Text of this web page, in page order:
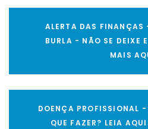
ALERTA DAS
BURLA - NÃO SE DEIXE
MAIS
DOENÇA PROFISSIONAL -
QUE FAZER? LEIA